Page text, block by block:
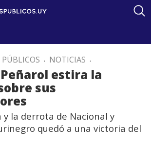
. NOTICIAS .
estira la
sus
y la derrota de Nacional y
quedó a una victoria del